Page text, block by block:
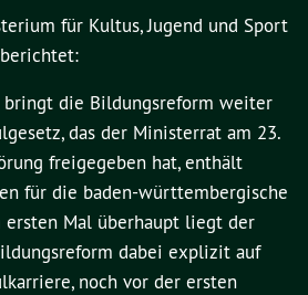
für Kultus, Jugend und Sport
bringt die Bildungsreform weiter
das der Ministerrat am 23.
freigegeben hat, enthält
für die baden-württembergische
ersten Mal überhaupt liegt der
dabei explizit auf
noch vor der ersten